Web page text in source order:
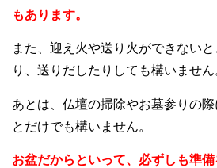
もあります。
また、迎え火や送り火ができない
り、送りだしたりしても構いません
あとは、仏壇の掃除やお墓参りの
とだけでも構いません。
お盆だからといって、必ずしも準